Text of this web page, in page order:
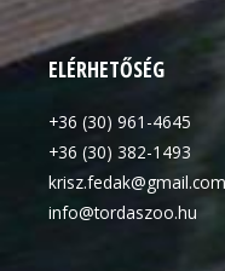
ELÉRHETŐSÉG
+36 (30) 961-4645
+36 (30) 382-1493
krisz.fedak@gmail.com
info@tordaszoo.hu